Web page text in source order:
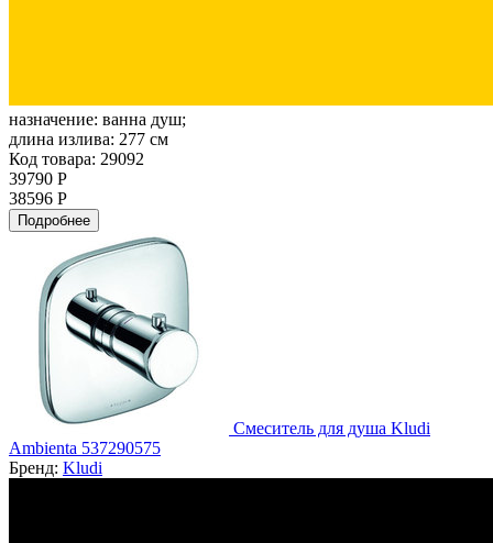
назначение: ванна душ;
длина излива: 277 см
Код товара: 29092
39790 Р
38596 Р
Подробнее
Смеситель для душа Kludi
Ambienta 537290575
Бренд: Kludi